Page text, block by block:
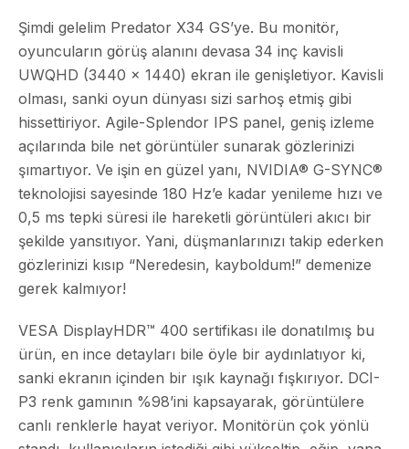
Şimdi gelelim Predator X34 GS’ye. Bu monitör,
oyuncuların görüş alanını devasa 34 inç kavisli
UWQHD (3440 x 1440) ekran ile genişletiyor. Kavisli
olması, sanki oyun dünyası sizi sarhoş etmiş gibi
hissettiriyor. Agile-Splendor IPS panel, geniş izleme
açılarında bile net görüntüler sunarak gözlerinizi
şımartıyor. Ve işin en güzel yanı, NVIDIA® G-SYNC®
teknolojisi sayesinde 180 Hz’e kadar yenileme hızı ve
0,5 ms tepki süresi ile hareketli görüntüleri akıcı bir
şekilde yansıtıyor. Yani, düşmanlarınızı takip ederken
gözlerinizi kısıp “Neredesin, kayboldum!” demenize
gerek kalmıyor!
VESA DisplayHDR™ 400 sertifikası ile donatılmış bu
ürün, en ince detayları bile öyle bir aydınlatıyor ki,
sanki ekranın içinden bir ışık kaynağı fışkırıyor. DCI-
P3 renk gamının %98’ini kapsayarak, görüntülere
canlı renklerle hayat veriyor. Monitörün çok yönlü